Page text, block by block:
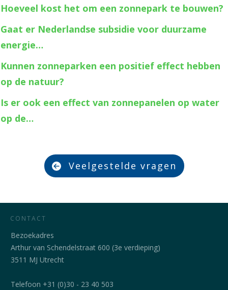
Hoeveel kost het om een zonnepark te bouwen?
Gaat er Nederlandse subsidie voor duurzame
energie…
Kunnen zonneparken een positief effect hebben
op de natuur?
Is er ook een effect van zonnepanelen op water
op de…
Veelgestelde vragen
CONTACT
Bezoekadres
Arthur van Schendelstraat 600 (3e verdieping)
3511 MJ Utrecht
Telefoon +31 (0)30 - 23 40 503